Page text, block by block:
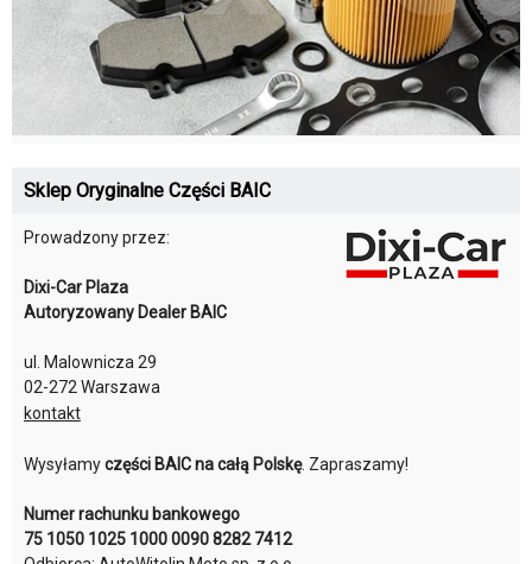
Sklep Oryginalne Części BAIC
Prowadzony przez:
Dixi-Car Plaza
Autoryzowany Dealer BAIC
ul. Malownicza 29
02-272 Warszawa
kontakt
Wysyłamyczęści BAIC na całą Polskę. Zapraszamy!
Numer rachunku bankowego
75 1050 1025 1000 0090 8282 7412